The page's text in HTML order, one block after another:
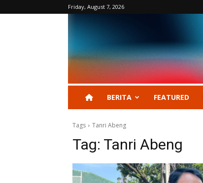
Friday, August 7, 2026
BERITA FEATURED
Tags Tanri Abeng
Tag: Tanri Abeng